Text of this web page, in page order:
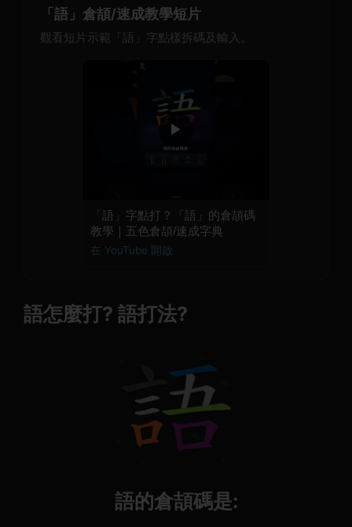
「語」倉頡/速成教學短片
觀看短片示範「語」字點樣拆碼及輸入。
▶
「語」字點打？「語」的倉頡碼
教學｜五色倉頡/速成字典
在 YouTube 開啟
語怎麼打? 語打法?
語的倉頡碼是: